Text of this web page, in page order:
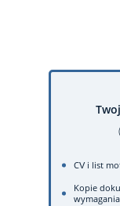
CV i list
Kopie